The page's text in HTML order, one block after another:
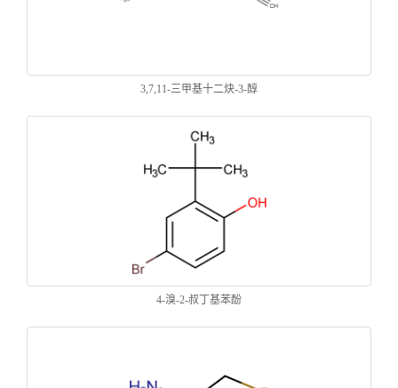
3,7,11-三甲基十二炔-3-醇
4-溴-2-叔丁基苯酚